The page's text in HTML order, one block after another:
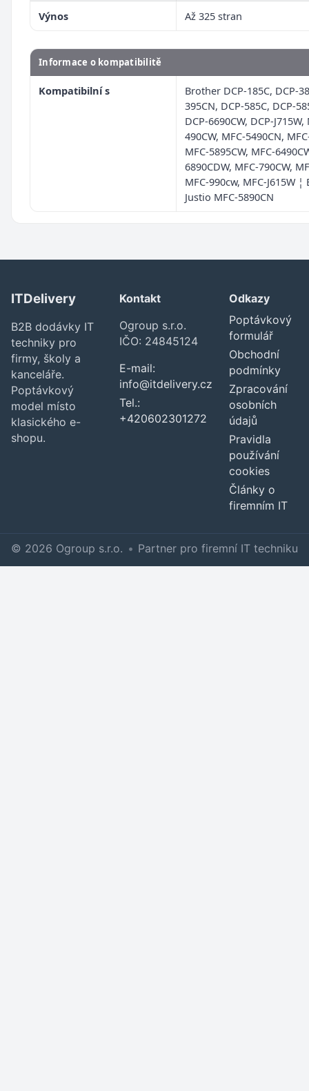
Výnos Až 325 stran
Informace o kompatibilitě
Kompatibilní s
Brother DCP-185C, DCP-
395CN, DCP-585C, DCP-
DCP-6690CW, DCP-J715W,
490CW, MFC-5490CN,
MFC-5895CW, MFC-
6890CDW, MFC-790CW,
MFC-990cw, MFC-J615W
Justio MFC-5890CN
ITDelivery
B2B dodávky IT
techniky pro
firmy, školy a
kanceláře.
Poptávkový
model místo
klasického e-
shopu.
Kontakt
Ogroup s.r.o.
IČO: 24845124
E-mail:
info@itdelivery.cz
Tel.:
+420602301272
Odkazy
Poptávkový
formulář
Obchodní
podmínky
Zpracování
osobních
údajů
Pravidla
používání
cookies
Články o
firemním IT
© 2026 Ogroup s.r.o. • Partner pro firemní IT techniku